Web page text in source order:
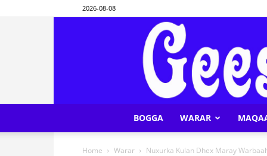
2026-08-08
BOGGA WARAR
Home Warar Nuxurka Kulan Dhex Maray